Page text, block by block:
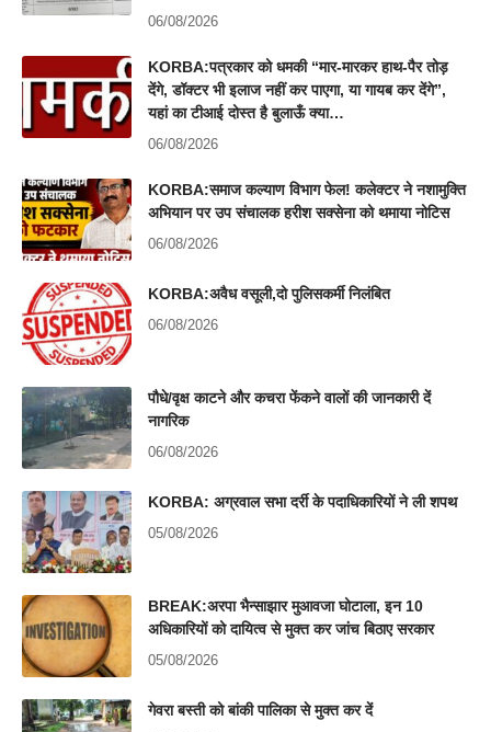
06/08/2026
KORBA:पत्रकार को धमकी “मार-मारकर हाथ-पैर तोड़
देंगे, डॉक्टर भी इलाज नहीं कर पाएगा, या गायब कर देंगे”,
यहां का टीआई दोस्त है बुलाऊँ क्या…
06/08/2026
KORBA:समाज कल्याण विभाग फेल! कलेक्टर ने नशामुक्ति
अभियान पर उप संचालक हरीश सक्सेना को थमाया नोटिस
06/08/2026
KORBA:अवैध वसूली,दो पुलिसकर्मी निलंबित
06/08/2026
पौधे/वृक्ष काटने और कचरा फेंकने वालों की जानकारी दें
नागरिक
06/08/2026
KORBA: अग्रवाल सभा दर्री के पदाधिकारियों ने ली शपथ
05/08/2026
BREAK:अरपा भैन्साझार मुआवजा घोटाला, इन 10
अधिकारियों को दायित्व से मुक्त कर जांच बिठाए सरकार
05/08/2026
गेवरा बस्ती को बांकी पालिका से मुक्त कर दें